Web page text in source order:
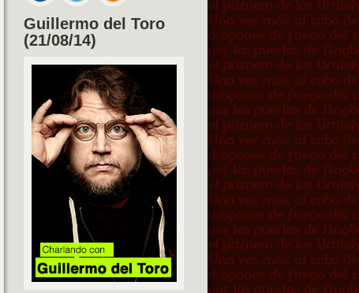
Guillermo del Toro
(21/08/14)